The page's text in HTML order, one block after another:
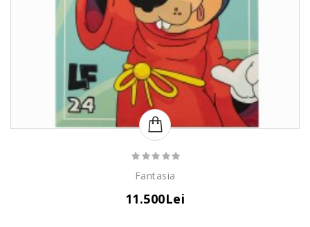
Fantasia
11.500Lei